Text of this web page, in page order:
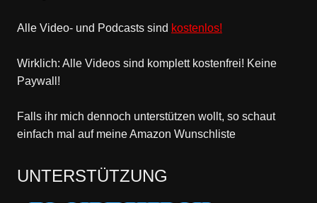
Alle Video- und Podcasts sind kostenlos!
Wirklich: Alle Videos sind komplett kostenfrei! Keine
Paywall!
Falls ihr mich dennoch unterstützen wollt, so schaut
einfach mal auf meine Amazon Wunschliste
UNTERSTÜTZUNG